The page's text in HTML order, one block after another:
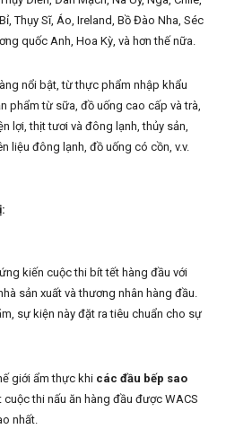
Thụy Sĩ, Áo, Ireland, Bồ Đào Nha, Séc
quốc Anh, Hoa Kỳ, và hơn thế nữa.
nổi bật, từ thực phẩm nhập khẩu
phẩm từ sữa, đồ uống cao cấp và trà,
lợi, thịt tươi và đông lạnh, thủy sản,
liệu đông lạnh, đồ uống có cồn, v.v.
kiến cuộc thi bít tết hàng đầu với
sản xuất và thương nhân hàng đầu.
sự kiện này đặt ra tiêu chuẩn cho sự
giới ẩm thực khi các đầu bếp sao
thi nấu ăn hàng đầu được WACS
nhất.